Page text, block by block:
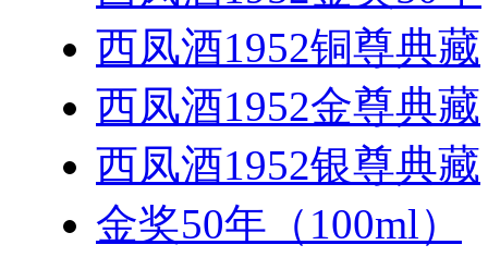
西凤酒1952铜尊典藏
西凤酒1952金尊典藏
西凤酒1952银尊典藏
金奖50年（100ml）